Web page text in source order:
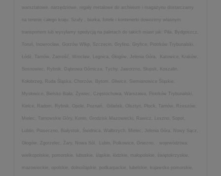
warsztatowe, narzędziowe, regały metalowe do archiwum i magazynu dostarczamy
na terenie całego kraju. Szafy , biurka, fotele i kontenerki dowozimy własnym
transportem lub wysyłamy spedycją na paletach do takich miast jak: Piła, Bydgoszcz,
Toruń, Inowrocław, Gorzów Wlkp, Szczecin, Gryfino, Gryfice, Piotrków Trybunalski,
Łódź, Tarnów, Zamość, Wrocław, Legnica, Głogów, Jelenia Góra, Katowice, Kraków,
Sosnowiec, Rybnik, Dąbrowa Górnicza, Tychy, Jaworzno, Słupsk, Koszalin,
Kołobrzeg, Ruda Śląska, Chorzów, Bytom, Gliwice, Siemianowice Śląskie,
Mysłowice, Bielsko Biała, Żywiec, Częstochowa, Warszawa, Piotrków Trybunalski,
Kielce, Radom, Rybnik, Opole, Poznań, Gdańsk, Olsztyn, Płock, Tarnów, Rzeszów,
Mielec, Tarnowskie Góry, Konin, Grodzisk Mazowiecki, Rawicz, Leszno, Sopot,
Lublin, Piaseczno, Białystok, Świdnica, Wałbrzych, Mielec, Jelenia Góra, Nowy Sącz,
Głogów, Zgorzelec, Żary, Nowa Sól, Lubin, Polkowice, Gniezno, województwa:
wielkopolskie, pomorskie, lubuskie, śląskie, łódzkie, małopolskie, świętokrzyskie,
mazowieckie, opolskie, dolnośląskie, podkarpackie, lubelskie, kujawsko pomorskie,